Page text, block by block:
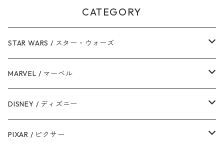
CATEGORY
STAR WARS / スター・ウォーズ
ダース・ベイダー
ストームトルーパー
ハン・ソロ
MARVEL / マーベル
マーベルコミック
アベンジャーズ
DISNEY / ディズニー
ディズニーフレンズ
PIXAR / ピクサー